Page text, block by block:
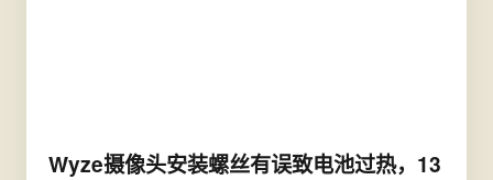
Wyze摄像头安装螺丝有误致电池过热，13